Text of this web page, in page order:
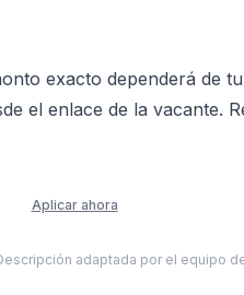
exacto dependerá de
el enlace de la vacante.
Aplicar ahora
adaptada por el equipo